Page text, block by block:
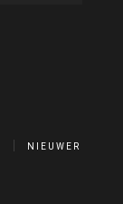
NIEUWER